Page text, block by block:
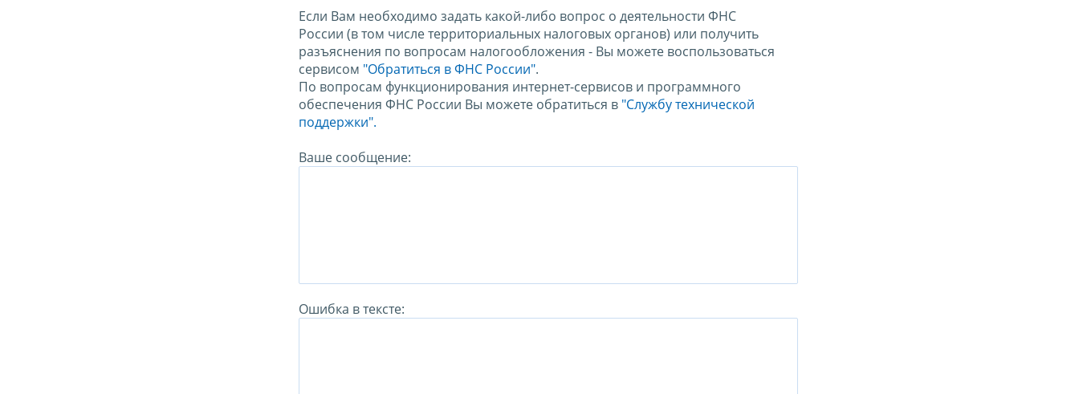
Если Вам необходимо задать какой-либо вопрос о деятельности ФНС
России (в том числе территориальных налоговых органов) или получить
разъяснения по вопросам налогообложения - Вы можете воспользоваться
сервисом "Обратиться в ФНС России".
По вопросам функционирования интернет-сервисов и программного
обеспечения ФНС России Вы можете обратиться в "Службу технической
поддержки".
Ваше сообщение:
Ошибка в тексте: